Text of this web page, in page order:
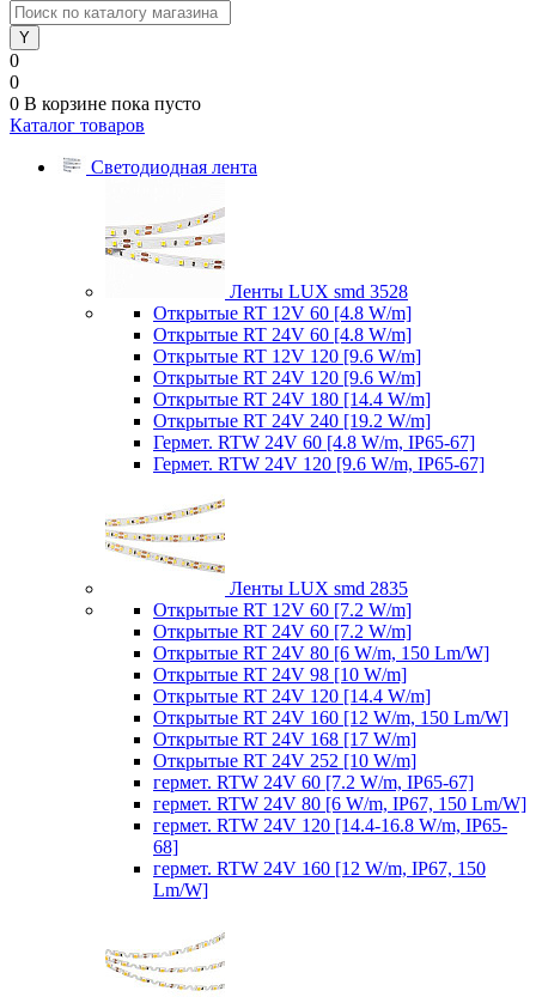
0
0
0 В корзине пока пусто
Каталог товаров
Светодиодная лента
Ленты LUX smd 3528
Открытые RT 12V 60 [4.8 W/m]
Открытые RT 24V 60 [4.8 W/m]
Открытые RT 12V 120 [9.6 W/m]
Открытые RT 24V 120 [9.6 W/m]
Открытые RT 24V 180 [14.4 W/m]
Открытые RT 24V 240 [19.2 W/m]
Гермет. RTW 24V 60 [4.8 W/m, IP65-67]
Гермет. RTW 24V 120 [9.6 W/m, IP65-67]
Ленты LUX smd 2835
Открытые RT 12V 60 [7.2 W/m]
Открытые RT 24V 60 [7.2 W/m]
Открытые RT 24V 80 [6 W/m, 150 Lm/W]
Открытые RT 24V 98 [10 W/m]
Открытые RT 24V 120 [14.4 W/m]
Открытые RT 24V 160 [12 W/m, 150 Lm/W]
Открытые RT 24V 168 [17 W/m]
Открытые RT 24V 252 [10 W/m]
гермет. RTW 24V 60 [7.2 W/m, IP65-67]
гермет. RTW 24V 80 [6 W/m, IP67, 150 Lm/W]
гермет. RTW 24V 120 [14.4-16.8 W/m, IP65-
68]
гермет. RTW 24V 160 [12 W/m, IP67, 150
Lm/W]